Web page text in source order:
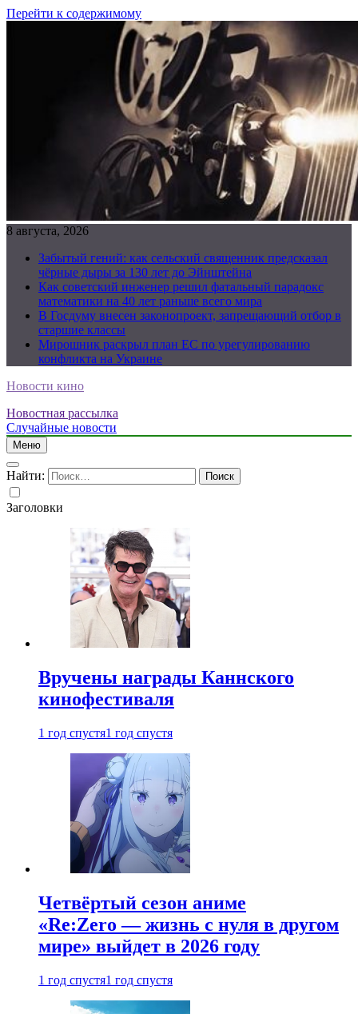
Перейти к содержимому
8 августа, 2026
Забытый гений: как сельский священник предсказал
чёрные дыры за 130 лет до Эйнштейна
Как советский инженер решил фатальный парадокс
математики на 40 лет раньше всего мира
В Госдуму внесен законопроект, запрещающий отбор в
старшие классы
Мирошник раскрыл план ЕС по урегулированию
конфликта на Украине
Новости кино
Новостная рассылка
Случайные новости
Меню
Найти:
Заголовки
Вручены награды Каннского
кинофестиваля
1 год спустя1 год спустя
Четвёртый сезон аниме
«Re:Zero — жизнь с нуля в другом
мире» выйдет в 2026 году
1 год спустя1 год спустя